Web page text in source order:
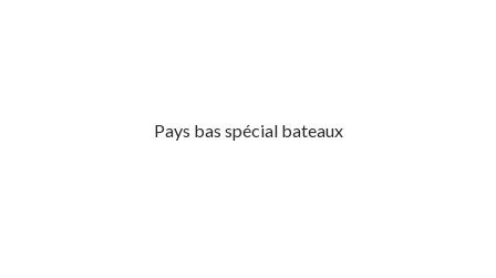
Pays bas spécial bateaux